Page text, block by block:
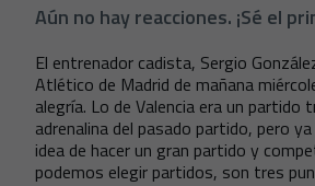
Aún no hay reacciones. ¡Sé el
El entrenador cadista, Sergio
Atlético de Madrid de mañana
alegría. Lo de Valencia era un
adrenalina del pasado partido, pero
idea de hacer un gran partido y
podemos elegir partidos, son tres